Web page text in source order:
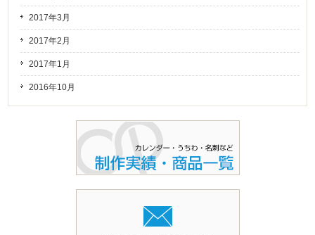
2017年3月
2017年2月
2017年1月
2016年10月